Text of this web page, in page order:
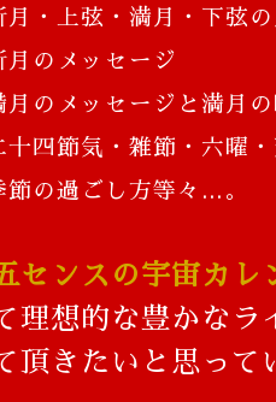
・上弦・満月・下弦の
のメッセージ
のメッセージと満月の
四節気・雑節・六曜・
の過ごし方等々…。
センスの宇宙カレ
理想的な豊かなラ
頂きたいと思って